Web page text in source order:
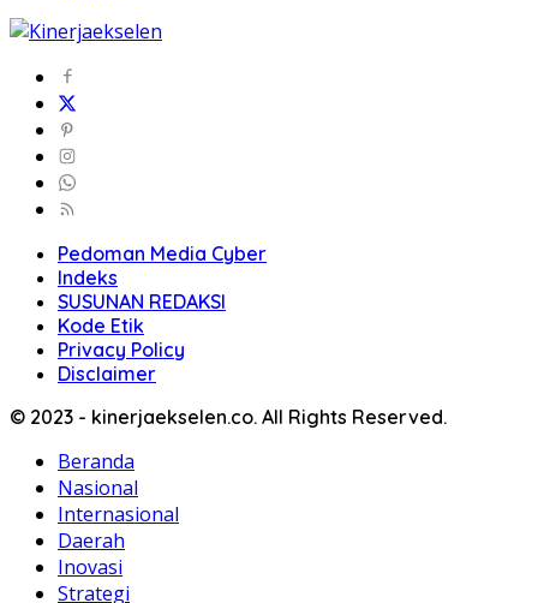
Pedoman Media Cyber
Indeks
SUSUNAN REDAKSI
Kode Etik
Privacy Policy
Disclaimer
© 2023 - kinerjaekselen.co. All Rights Reserved.
Beranda
Nasional
Internasional
Daerah
Inovasi
Strategi